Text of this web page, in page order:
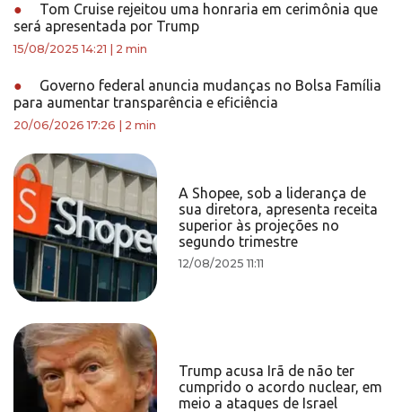
●
Tom Cruise rejeitou uma honraria em cerimônia que
será apresentada por Trump
15/08/2025 14:21 2 min
●
Governo federal anuncia mudanças no Bolsa Família
para aumentar transparência e eficiência
20/06/2026 17:26 2 min
A Shopee, sob a liderança de
sua diretora, apresenta receita
superior às projeções no
segundo trimestre
12/08/2025 11:11
Trump acusa Irã de não ter
cumprido o acordo nuclear, em
meio a ataques de Israel